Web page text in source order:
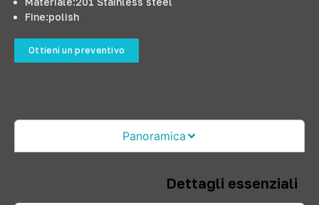
Fine:polish
Ottieni un preventivo
Panoramica
Dettagli essenziali